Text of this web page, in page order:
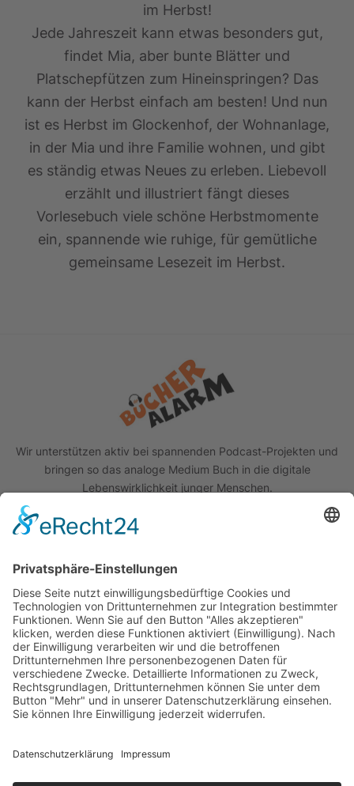
im Herbst!
Jede Jahreszeit kann etwas besonders gut,
findet Mia, aber bunte Blätter und
Platschepfützen zum Hineinspringen? Das
kann der Herbst einfach am besten! Und nun
ist es Herbst im Glockenhof, der Wohnanlage,
in der Mia und ihre Familie wohnen, und gibt
es ständig etwas Neues zu erleben. Liebevoll
erzählt und illustriert fängt dieses
Vorlesebuch viele schöne Herbstmomente
ein, spannende wie ruhige, für gemütliche
gemeinsame Lesezeit im Herbst.
Wir unterstützen aktiv bei spannenden Podcast-Projekten und
bringen so das analoge Medium Buch in die digitale
Lebenswirklichkeit junger Menschen.
Best Practice
Termine
Büchereien
Weiterführende Schulen
Podcast
Abonniere unseren Newsletter